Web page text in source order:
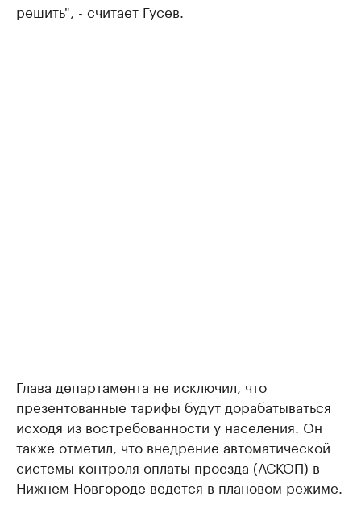
решить", - считает Гусев.
Глава департамента не исключил, что
презентованные тарифы будут дорабатываться
исходя из востребованности у населения. Он
также отметил, что внедрение автоматической
системы контроля оплаты проезда (АСКОП) в
Нижнем Новгороде ведется в плановом режиме.